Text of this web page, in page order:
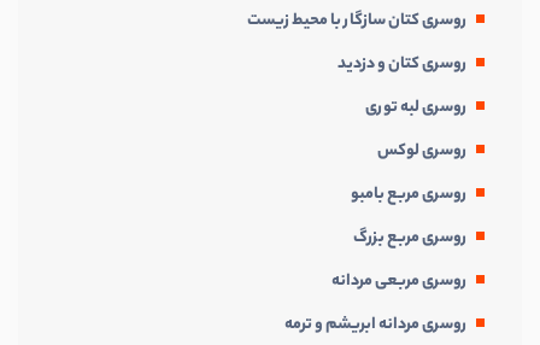
روسری کتان سازگار با محیط زیست
روسری کتان و دزدید
روسری لبه توری
روسری لوکس
روسری مربع بامبو
روسری مربع بزرگ
روسری مربعی مردانه
روسری مردانه ابریشم و ترمه